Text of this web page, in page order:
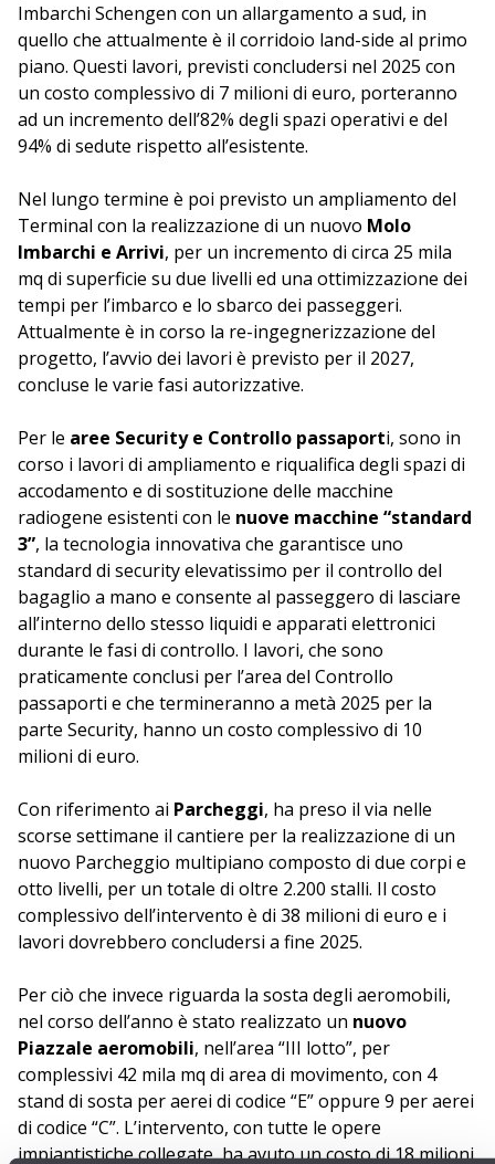
Imbarchi Schengen con un allargamento a sud, in
quello che attualmente è il corridoio land-side al primo
piano. Questi lavori, previsti concludersi nel 2025 con
un costo complessivo di 7 milioni di euro, porteranno
ad un incremento dell’82% degli spazi operativi e del
94% di sedute rispetto all’esistente.
Nel lungo termine è poi previsto un ampliamento del
Terminal con la realizzazione di un nuovo Molo
Imbarchi e Arrivi, per un incremento di circa 25 mila
mq di superficie su due livelli ed una ottimizzazione dei
tempi per l’imbarco e lo sbarco dei passeggeri.
Attualmente è in corso la re-ingegnerizzazione del
progetto, l’avvio dei lavori è previsto per il 2027,
concluse le varie fasi autorizzative.
Per le aree Security e Controllo passaporti, sono in
corso i lavori di ampliamento e riqualifica degli spazi di
accodamento e di sostituzione delle macchine
radiogene esistenti con le nuove macchine “standard
3”, la tecnologia innovativa che garantisce uno
standard di security elevatissimo per il controllo del
bagaglio a mano e consente al passeggero di lasciare
all’interno dello stesso liquidi e apparati elettronici
durante le fasi di controllo. I lavori, che sono
praticamente conclusi per l’area del Controllo
passaporti e che termineranno a metà 2025 per la
parte Security, hanno un costo complessivo di 10
milioni di euro.
Con riferimento ai Parcheggi, ha preso il via nelle
scorse settimane il cantiere per la realizzazione di un
nuovo Parcheggio multipiano composto di due corpi e
otto livelli, per un totale di oltre 2.200 stalli. Il costo
complessivo dell’intervento è di 38 milioni di euro e i
lavori dovrebbero concludersi a fine 2025.
Per ciò che invece riguarda la sosta degli aeromobili,
nel corso dell’anno è stato realizzato un nuovo
Piazzale aeromobili, nell’area “III lotto”, per
complessivi 42 mila mq di area di movimento, con 4
stand di sosta per aerei di codice “E” oppure 9 per aerei
di codice “C”. L’intervento, con tutte le opere
impiantistiche collegate, ha avuto un costo di 18 milioni